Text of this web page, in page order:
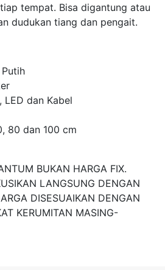
tempat. Bisa digantung atau
dudukan tiang dan pengait.
LED dan Kabel
80 dan 100 cm
BUKAN HARGA FIX.
LANGSUNG DENGAN
DISESUAIKAN DENGAN
KERUMITAN MASING-